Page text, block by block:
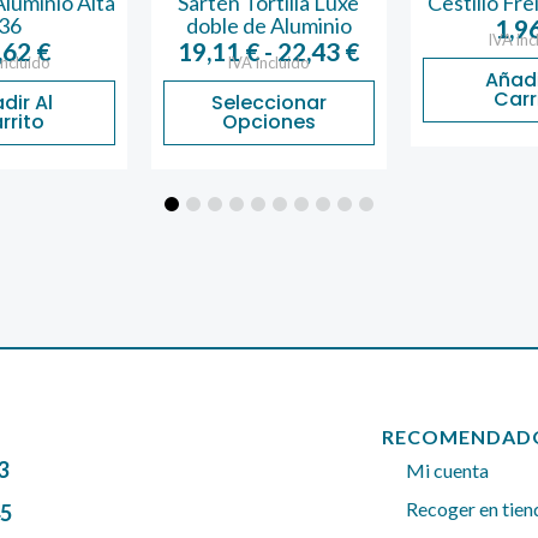
36
€
Al
doble de Aluminio
19,11€ - 22,43 €Rango
de
desde
22,43 €
IVA incluido
Seleccionar
Opciones
IVA
Mi cuenta
Recoger en